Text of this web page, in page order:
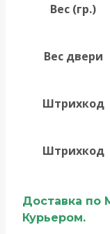
Вес (гр.)
Вес двери
Штрихкод
Штрихкод
Доставка по
Курьером.